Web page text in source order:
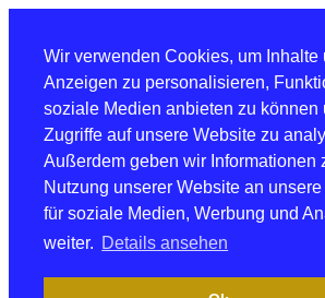
Wir verwenden Cookies, um Inhalte
Anzeigen zu personalisieren,
soziale Medien anbieten zu können
Zugriffe auf unsere Website zu
Außerdem geben wir Informationen
Nutzung unserer Website an
für soziale Medien, Werbung und
weiter. Details ansehen